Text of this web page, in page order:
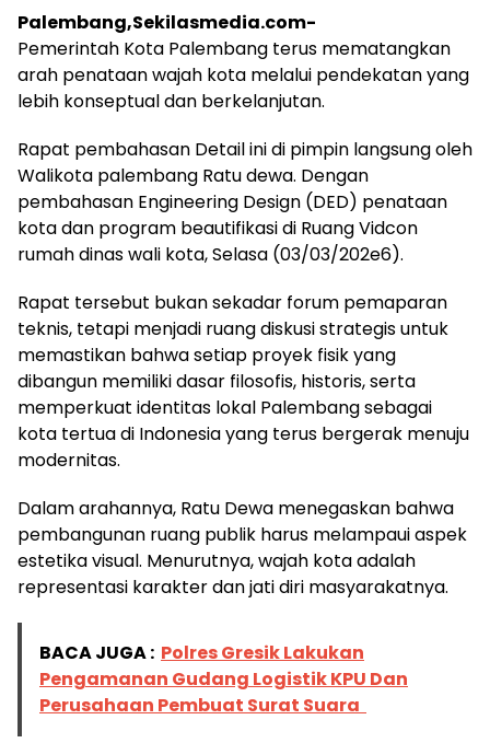
Palembang,Sekilasmedia.com-
Pemerintah Kota Palembang terus mematangkan
arah penataan wajah kota melalui pendekatan yang
lebih konseptual dan berkelanjutan.
Rapat pembahasan Detail ini di pimpin langsung oleh
Walikota palembang Ratu dewa. Dengan
pembahasan Engineering Design (DED) penataan
kota dan program beautifikasi di Ruang Vidcon
rumah dinas wali kota, Selasa (03/03/202e6).
Rapat tersebut bukan sekadar forum pemaparan
teknis, tetapi menjadi ruang diskusi strategis untuk
memastikan bahwa setiap proyek fisik yang
dibangun memiliki dasar filosofis, historis, serta
memperkuat identitas lokal Palembang sebagai
kota tertua di Indonesia yang terus bergerak menuju
modernitas.
Dalam arahannya, Ratu Dewa menegaskan bahwa
pembangunan ruang publik harus melampaui aspek
estetika visual. Menurutnya, wajah kota adalah
representasi karakter dan jati diri masyarakatnya.
BACA JUGA : Polres Gresik Lakukan
Pengamanan Gudang Logistik KPU Dan
Perusahaan Pembuat Surat Suara